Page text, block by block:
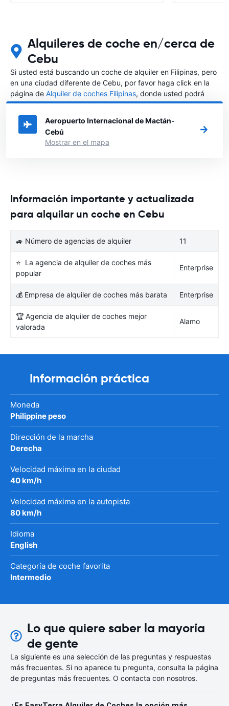
Alquileres de coche en/cerca de
Cebu
Si usted está buscando un coche de alquiler en Filipinas, pero
en una ciudad diferente de Cebu, por favor haga click en la
página de Alquiler de coches Filipinas, donde usted podrá
elegir en qué ciudad de Filipinas desea alquilar un coche.
Aeropuerto Internacional de Mactán-
Cebú
Mostrar en el mapa
Información importante y actualizada
para alquilar un coche en Cebu
🚙 Número de agencias de alquiler 11
⭐ La agencia de alquiler de coches más
popular
Enterprise
💰 Empresa de alquiler de coches más barata Enterprise
🏆 Agencia de alquiler de coches mejor
valorada
Alamo
Información práctica
Moneda
Philippine peso
Dirección de la marcha
Derecha
Velocidad máxima en la ciudad
40 km/h
Velocidad máxima en la autopista
80 km/h
Idioma
English
Categoría de coche favorita
Intermedio
Lo que quiere saber la mayoría
de gente
La siguiente es una selección de las preguntas y respuestas
más frecuentes. Si no aparece tu pregunta, consulta la página
de preguntas más frecuentes. O contacta con nosotros.